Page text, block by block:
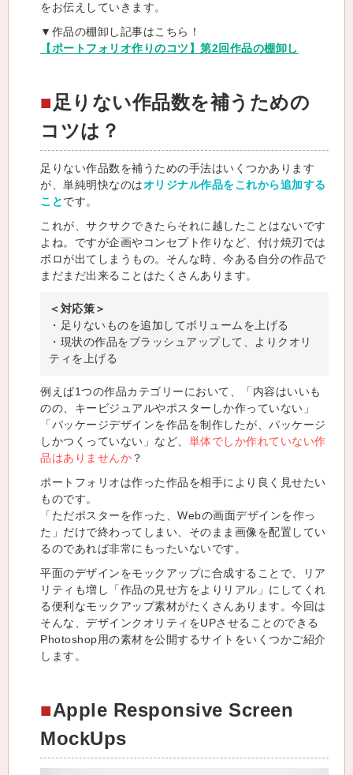
をお伝えしていきます。
▼作品の棚卸し記事はこちら！
【ポートフォリオ作りのコツ】第2回作品の棚卸し
足りない作品数を補うための
コツは？
足りない作品数を補うための手法はいくつかあります
が、単純明快なのはオリジナル作品をこれから追加する
ことです。
これが、サクサクできたらそれに越したことはないです
よね。ですが企画やコンセプト作りなど、付け焼刃では
ボロが出てしまうもの。そんな時、今ある自分の作品で
まだまだ出来ることはたくさんあります。
＜対応策＞
・足りないものを追加してボリュームを上げる
・現状の作品をブラッシュアップして、よりクオリ
ティを上げる
例えば1つの作品カテゴリーにおいて、「内容はいいも
のの、キービジュアルやポスターしか作っていない」
「パッケージデザインを作品を制作したが、パッケージ
しかつくっていない」など、 単体でしか作れていない作
品はありませんか ？
ポートフォリオは作った作品を相手により良く見せたい
ものです。
「ただポスターを作った、Webの画面デザインを作っ
た」だけで終わってしまい、そのまま画像を配置してい
るのであれば非常にもったいないです。
平面のデザインをモックアップに合成することで、リア
リティも増し「作品の見せ方をよりリアル」にしてくれ
る便利なモックアップ素材がたくさんあります。今回は
そんな、デザインクオリティをUPさせることのできる
Photoshop用の素材を公開するサイトをいくつかご紹介
します。
Apple Responsive Screen
MockUps